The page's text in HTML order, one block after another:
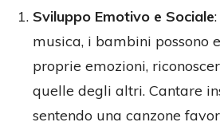
Sviluppo Emotivo e Sociale
musica, i bambini possono
proprie emozioni,
quelle degli altri. Cantare
sentendo una canzone